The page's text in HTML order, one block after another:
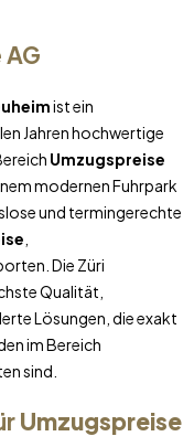
ist ein
Jahren hochwertige
Umzugspreise
modernen Fuhrpark
und termingerechte
Die Züri
Qualität,
Lösungen, die exakt
im Bereich
sind.
Umzugspreise